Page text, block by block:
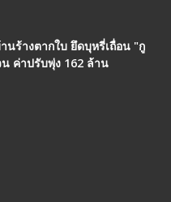
นร้างตากใบ ยึดบุหรี่เถื่อน "กู
ค่าปรับพุ่ง 162 ล้าน